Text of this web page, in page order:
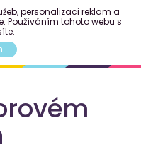
personalizaci reklam a
Používáním tohoto webu s